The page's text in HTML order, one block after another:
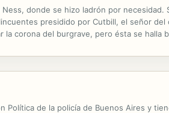
donde se hizo ladrón por
presidido por Cutbill, el señor
corona del burgrave, pero ésta se halla
de la policía de Buenos Aires y